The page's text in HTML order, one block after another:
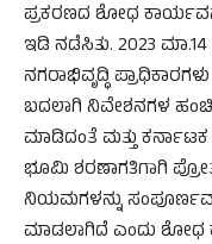
ಪ್ರಕರಣದ ಶೋಧ
ಇಡಿ ನಡೆಸಿತು. 2023
ನಗರಾಭಿವೃದ್ಧಿ
ಬದಲಾಗಿ ನಿವೇಶನಗಳ
ಮಾಡಿದಂತೆ ಮತ್ತು ಕರ್ನಾಟಕ
ಭೂಮಿ ಶರಣಾಗತಿಗಾಗಿ
ನಿಯಮಗಳನ್ನು
ಮಾಡಲಾಗಿದೆ ಎಂದು